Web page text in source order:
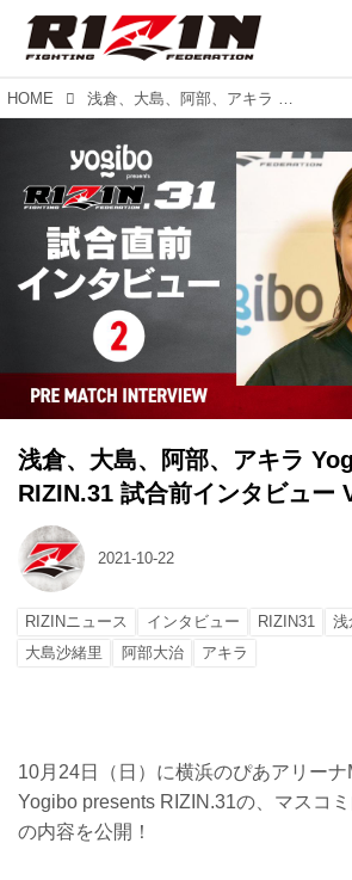
HOME 浅倉、大島、阿部、アキラ Yogibo presents RIZIN.31 試合前インタビュー Vol.2
浅倉、大島、阿部、アキラ
RIZIN.31 試合前インタビュー
2021-10-22
RIZINニュース インタビュー RIZIN31
浅
大島沙緒里
阿部大治 アキラ
10月24日（日）に横浜のぴあアリー
Yogibo presents RIZIN.31の、マスコ
の内容を公開！